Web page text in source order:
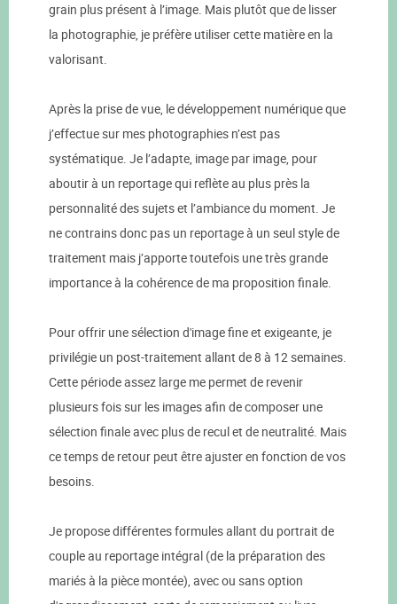
grain plus présent à l’image. Mais plutôt que de lisser
la photographie, je préfère utiliser cette matière en la
valorisant.
Après la prise de vue, le développement numérique que
j’effectue sur mes photographies n’est pas
systématique. Je l’adapte, image par image, pour
aboutir à un reportage qui reflète au plus près la
personnalité des sujets et l’ambiance du moment. Je
ne contrains donc pas un reportage à un seul style de
traitement mais j’apporte toutefois une très grande
importance à la cohérence de ma proposition finale.
Pour offrir une sélection d'image fine et exigeante, je
privilégie un post-traitement allant de 8 à 12 semaines.
Cette période assez large me permet de revenir
plusieurs fois sur les images afin de composer une
sélection finale avec plus de recul et de neutralité. Mais
ce temps de retour peut être ajuster en fonction de vos
besoins.
Je propose différentes formules allant du portrait de
couple au reportage intégral (de la préparation des
mariés à la pièce montée), avec ou sans option